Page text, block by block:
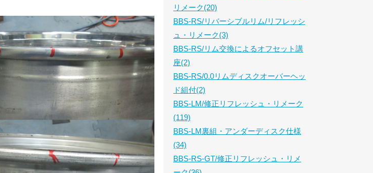
リメーク(20)
BBS-RS/リバーシブルリム/リフレッシ
ュ・リメーク(3)
BBS-RS/リム交換によるオフセット講
座(2)
BBS-RS/0.0リムディスクオーバーヘッ
ド組付(2)
BBS-LM/修正リフレッシュ・リメーク
(119)
BBS-LM裏組・アンダーディスク仕様
(34)
BBS-RS-GT/修正リフレッシュ・リメ